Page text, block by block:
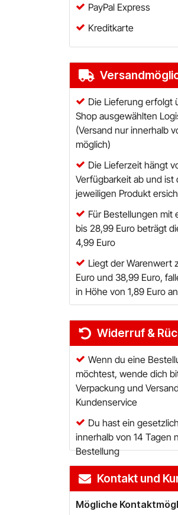
PayPal Express
Kreditkarte
Die Lieferung erfolgt
Shop ausgewählten
(Versand nur innerhalb
möglich)
Die Lieferzeit hängt
Verfügbarkeit ab und ist
jeweiligen Produkt
Für Bestellungen mit
bis 28,99 Euro beträgt
4,99 Euro
Liegt der Warenwert
Euro und 38,99 Euro,
in Höhe von 1,89 Euro an
Widerruf &
Wenn du eine
möchtest, wende dich
Verpackung und
Kundenservice
Du hast ein
innerhalb von 14 Tagen
Kontakt und
Mögliche